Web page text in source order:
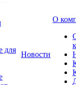
для
Новости
О